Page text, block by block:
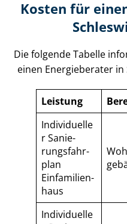
Kosten für
Die folgende Tabelle
einen Energieberater
Leistung
Individuelle
r Sa­nie­
rungs­fahr­
plan
Einfamilien­
haus
Individuelle